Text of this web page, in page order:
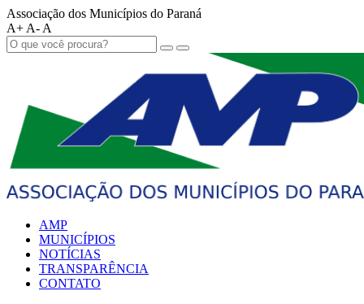
Associação dos Municípios do Paraná
A+ A- A
AMP
MUNICÍPIOS
NOTÍCIAS
TRANSPARÊNCIA
CONTATO